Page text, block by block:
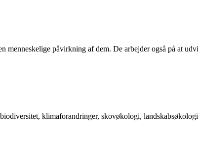
menneskelige påvirkning af dem. De arbejder også på at
klimaforandringer, skovøkologi, landskabsøkologi